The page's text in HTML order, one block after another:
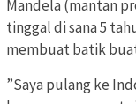
Mandela (mantan
tinggal di sana 5
membuat batik
”Saya pulang ke